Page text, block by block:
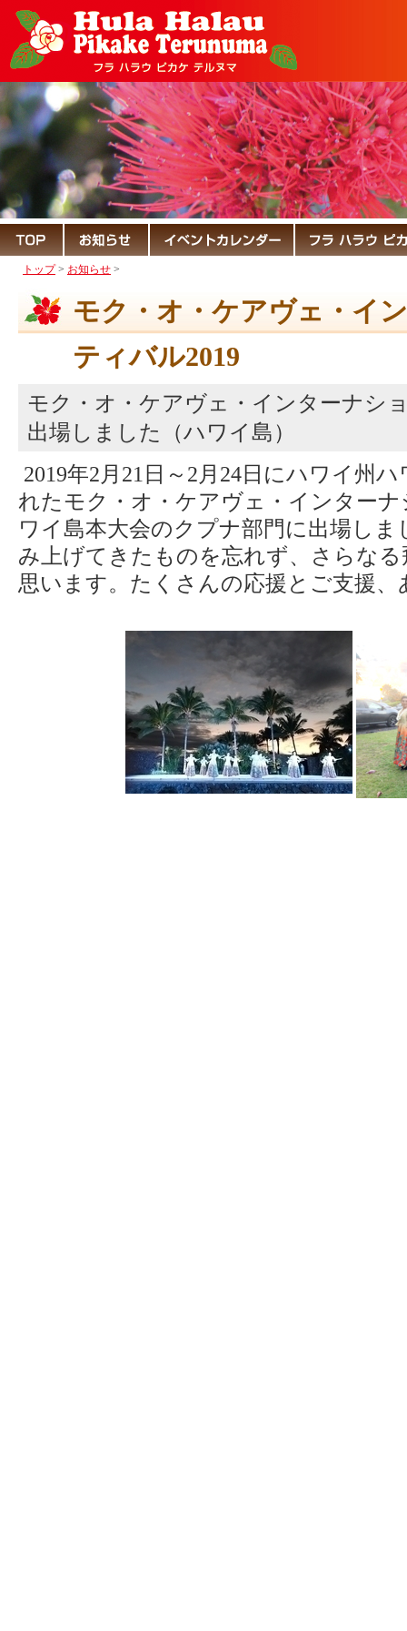
トップ> お知らせ >
モク・オ・ケアヴェ・イ
ティバル2019
モク・オ・ケアヴェ・インターナシ
出場しました（ハワイ島）
2019年2月21日～2月24日にハワイ州
れたモク・オ・ケアヴェ・インター
ワイ島本大会のクプナ部門に出場し
み上げてきたものを忘れず、さらな
思います。たくさんの応援とご支援